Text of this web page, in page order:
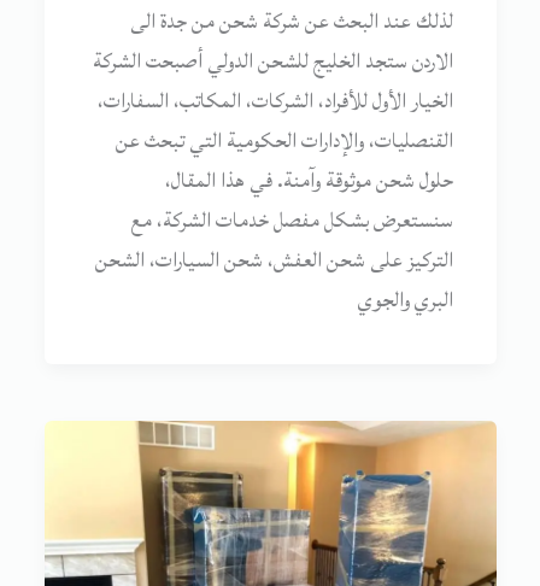
لذلك عند البحث عن شركة شحن من جدة الى
الاردن ستجد الخليج للشحن الدولي أصبحت الشركة
الخيار الأول للأفراد، الشركات، المكاتب، السفارات،
القنصليات، والإدارات الحكومية التي تبحث عن
حلول شحن موثوقة وآمنة. في هذا المقال،
سنستعرض بشكل مفصل خدمات الشركة، مع
التركيز على شحن العفش، شحن السيارات، الشحن
البري والجوي